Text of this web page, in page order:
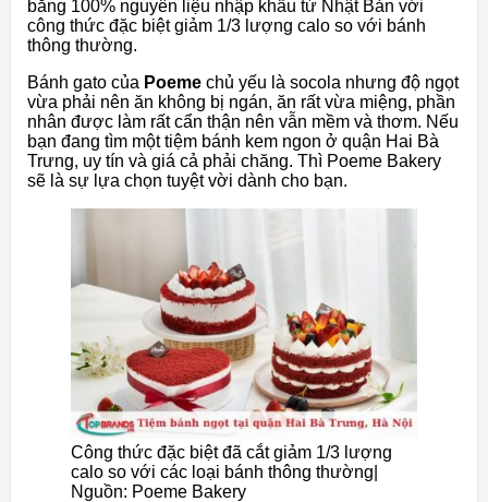
bằng 100% nguyên liệu nhập khẩu từ Nhật Bản với
công thức đặc biệt giảm 1/3 lượng calo so với bánh
thông thường.
Bánh gato của Poeme chủ yếu là socola nhưng độ ngọt
vừa phải nên ăn không bị ngán, ăn rất vừa miệng, phần
nhân được làm rất cẩn thận nên vẫn mềm và thơm. Nếu
bạn đang tìm một tiệm bánh kem ngon ở quận Hai Bà
Trưng, ​​uy tín và giá cả phải chăng. Thì Poeme Bakery
sẽ là sự lựa chọn tuyệt vời dành cho bạn.
Công thức đặc biệt đã cắt giảm 1/3 lượng
calo so với các loại bánh thông thường|
Nguồn: Poeme Bakery